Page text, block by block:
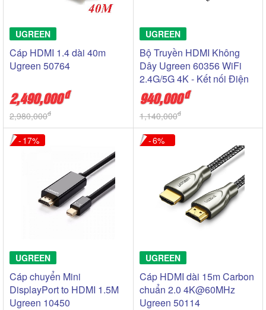
UGREEN
Cáp HDMI 1.4 dài 40m
Ugreen 50764
2,490,000đ
2,980,000đ
UGREEN
Bộ Truyền HDMI Không
Dây Ugreen 60356 WiFi
2.4G/5G 4K - Kết nối Điện
Thoại+LapTop+Máy tính
bản lên Tivi
940,000đ
1,140,000đ
17
UGREEN
Cáp chuyển Mini
DisplayPort to HDMI 1.5M
Ugreen 10450
6
UGREEN
Cáp HDMI dài 15m Carbon
chuẩn 2.0 4K@60MHz
Ugreen 50114